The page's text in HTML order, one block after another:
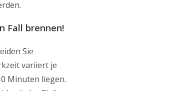
Fall brennen!
Sie
variiert je
Minuten liegen.